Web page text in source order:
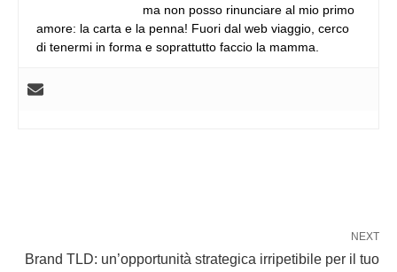
ma non posso rinunciare al mio primo
amore: la carta e la penna! Fuori dal web viaggio, cerco
di tenermi in forma e soprattutto faccio la mamma.
NEXT
Brand TLD: un’opportunità strategica irripetibile per il tuo